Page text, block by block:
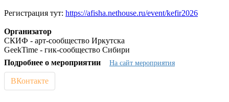
Регистрация тут: https://afisha.nethouse.ru/event/kefir2026
Организатор
СКИФ - арт-сообщество Иркутска
GeekTime - гик-сообщество Сибири
Подробнее о мероприятии
На сайт мероприятия
ВКонтакте